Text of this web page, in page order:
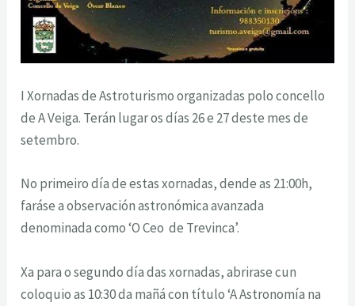
I Xornadas de Astroturismo organizadas polo concello
de A Veiga. Terán lugar os días 26 e 27 deste mes de
setembro.
No primeiro día de estas xornadas, dende as 21:00h,
faráse a observación astronómica avanzada
denominada como ‘O Ceo de Trevinca’.
Xa para o segundo día das xornadas, abrirase cun
coloquio as 10:30 da mañá con título ‘A Astronomía na